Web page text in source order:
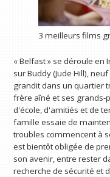
3 meilleurs films
« Belfast » se déroule en
sur Buddy (Jude Hill),
grandit dans un quartier
frère aîné et ses grands-
d'école, d'amitiés et de
famille essaie de
troubles commencent à
est bientôt obligée de
son avenir, entre rester
recherche de sécurité et